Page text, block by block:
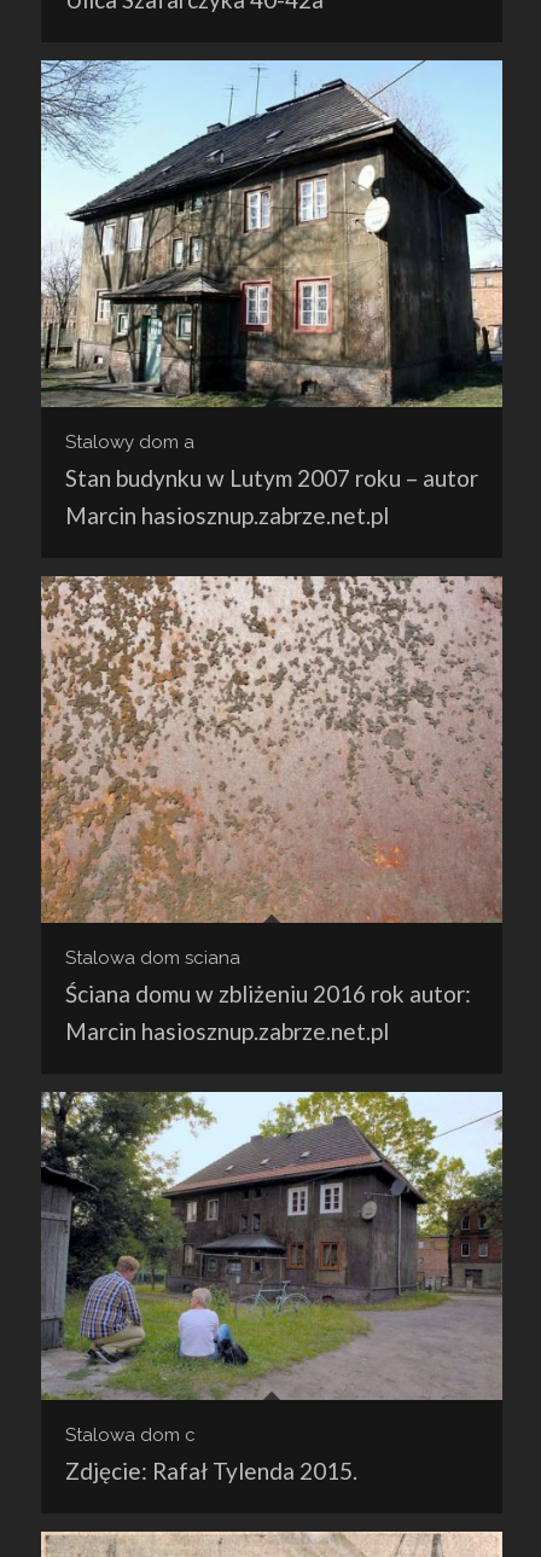
Stalowy dom a
Stan budynku w Lutym 2007 roku – autor
Marcin hasiosznup.zabrze.net.pl
Stalowa dom sciana
Ściana domu w zbliżeniu 2016 rok autor:
Marcin hasiosznup.zabrze.net.pl
Stalowa dom c
Zdjęcie: Rafał Tylenda 2015.